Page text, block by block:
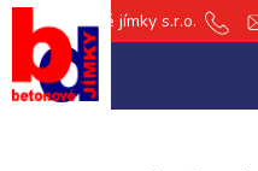
db Betonové jímky s.r.o.
+420